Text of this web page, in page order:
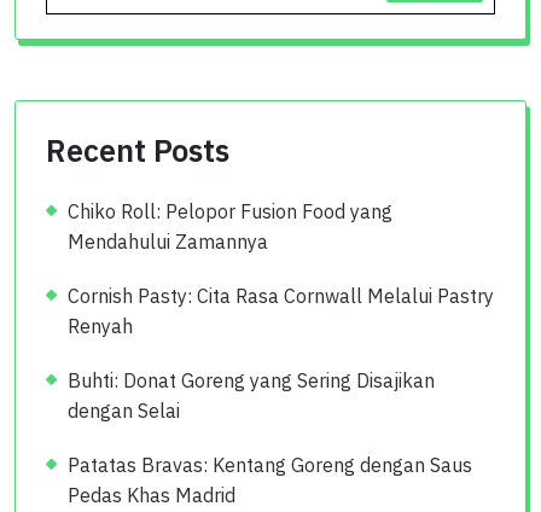
Recent Posts
Chiko Roll: Pelopor Fusion Food yang
Mendahului Zamannya
Cornish Pasty: Cita Rasa Cornwall Melalui Pastry
Renyah
Buhti: Donat Goreng yang Sering Disajikan
dengan Selai
Patatas Bravas: Kentang Goreng dengan Saus
Pedas Khas Madrid